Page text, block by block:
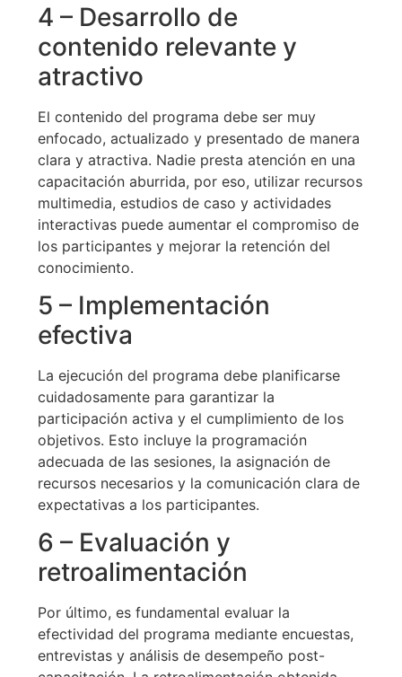
4 – Desarrollo de
contenido relevante y
atractivo
El contenido del programa debe ser muy
enfocado, actualizado y presentado de manera
clara y atractiva. Nadie presta atención en una
capacitación aburrida, por eso, utilizar recursos
multimedia, estudios de caso y actividades
interactivas puede aumentar el compromiso de
los participantes y mejorar la retención del
conocimiento.
5 – Implementación
efectiva
La ejecución del programa debe planificarse
cuidadosamente para garantizar la
participación activa y el cumplimiento de los
objetivos. Esto incluye la programación
adecuada de las sesiones, la asignación de
recursos necesarios y la comunicación clara de
expectativas a los participantes.
6 – Evaluación y
retroalimentación
Por último, es fundamental evaluar la
efectividad del programa mediante encuestas,
entrevistas y análisis de desempeño post-